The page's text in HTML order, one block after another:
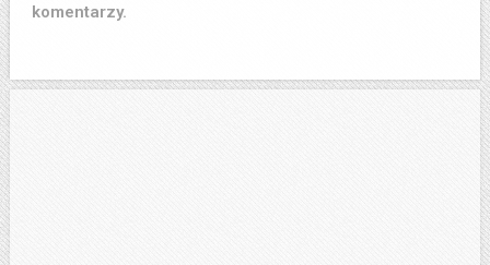
komentarzy.